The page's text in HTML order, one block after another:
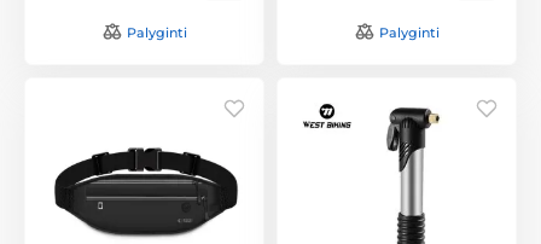
Palyginti Palyginti